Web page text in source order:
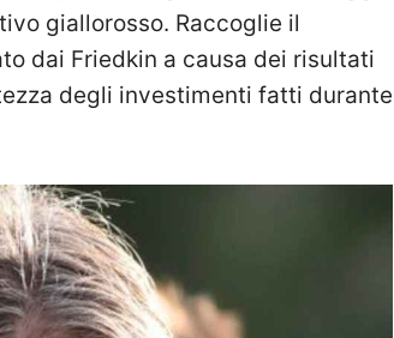
giallorosso. Raccoglie il
dai Friedkin a causa dei risultati
degli investimenti fatti durante